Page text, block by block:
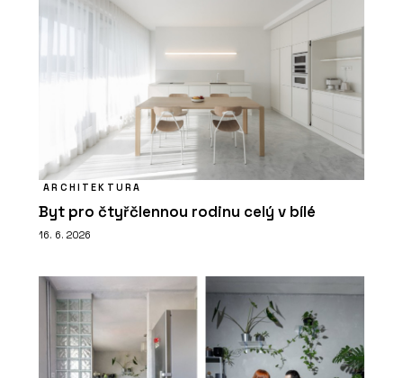
ARCHITEKTURA
Byt pro čtyřčlennou rodinu celý v bílé
16. 6. 2026